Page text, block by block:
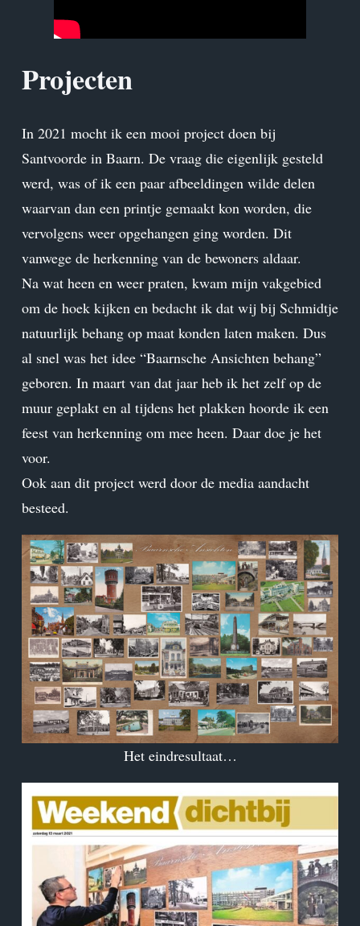
Projecten
In 2021 mocht ik een mooi project doen bij
Santvoorde in Baarn. De vraag die eigenlijk gesteld
werd, was of ik een paar afbeeldingen wilde delen
waarvan dan een printje gemaakt kon worden, die
vervolgens weer opgehangen ging worden. Dit
vanwege de herkenning van de bewoners aldaar.
Na wat heen en weer praten, kwam mijn vakgebied
om de hoek kijken en bedacht ik dat wij bij Schmidtje
natuurlijk behang op maat konden laten maken. Dus
al snel was het idee “Baarnsche Ansichten behang”
geboren. In maart van dat jaar heb ik het zelf op de
muur geplakt en al tijdens het plakken hoorde ik een
feest van herkenning om mee heen. Daar doe je het
voor.
Ook aan dit project werd door de media aandacht
besteed.
Het eindresultaat…